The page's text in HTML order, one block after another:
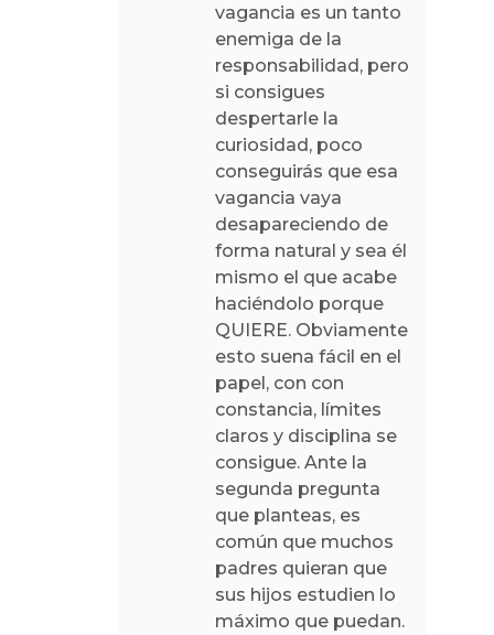
vagancia es un tanto
enemiga de la
responsabilidad, pero
si consigues
despertarle la
curiosidad, poco
conseguirás que esa
vagancia vaya
desapareciendo de
forma natural y sea él
mismo el que acabe
haciéndolo porque
QUIERE. Obviamente
esto suena fácil en el
papel, con con
constancia, límites
claros y disciplina se
consigue. Ante la
segunda pregunta
que planteas, es
común que muchos
padres quieran que
sus hijos estudien lo
máximo que puedan.